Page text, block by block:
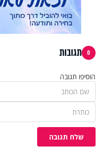
0 תגובות
הוסיפו תגובה
שלח תגובה